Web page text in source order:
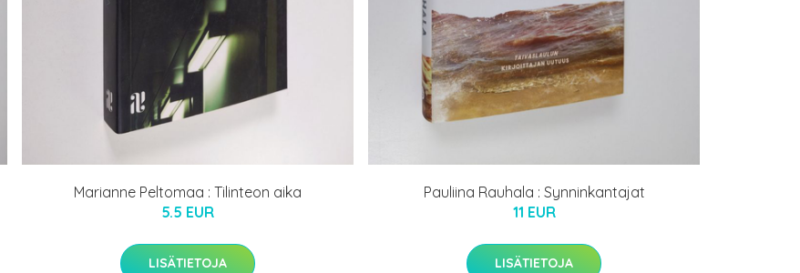
Marianne Peltomaa : Tilinteon aika
5.5 EUR
LISÄTIETOJA
Pauliina Rauhala : Synninkantajat
11 EUR
LISÄTIETOJA